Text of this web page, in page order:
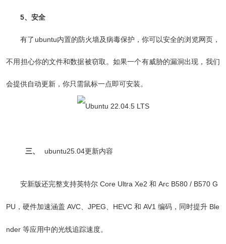
5、安全
有了ubuntu内置的防火墙及病毒保护，你可以安全的浏览网页，
不用担心你的文件和数据被窃取。如果一个有威胁的漏洞出现，我们
会提供自动更新，你只需鼠标一点即可安装。
三、 ubuntu25.04更新内容
安新版还完整支持英特尔 Core Ultra Xe2 和 Arc B580 / B570 G
PU，硬件加速涵盖 AVC、JPEG、HEVC 和 AV1 编码，同时提升 Ble
nder 等应用中的光线追踪速度。